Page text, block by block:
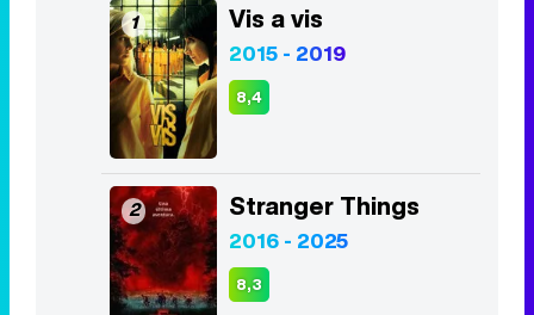
1 Vis a vis
2015 - 2019
8,4
2 Stranger Things
2016 - 2025
8,3